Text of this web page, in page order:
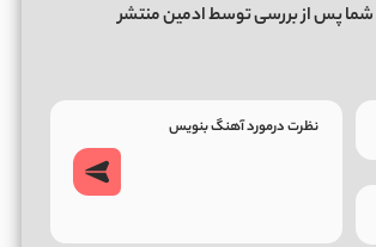
شما پس از بررسی توسط ادمین منتشر